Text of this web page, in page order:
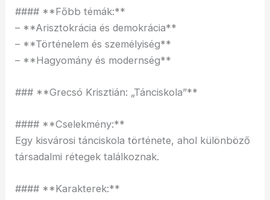
#### **Főbb témák:**
– **Arisztokrácia és demokrácia**
– **Történelem és személyiség**
– **Hagyomány és modernség**
### **Grecsó Krisztián: „Tánciskola”**
#### **Cselekmény:**
Egy kisvárosi tánciskola története, ahol különböző
társadalmi rétegek találkoznak.
#### **Karakterek:**